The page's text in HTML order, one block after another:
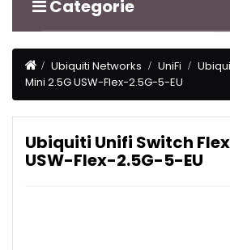
Categorie
Ubiquiti Networks UniFi
Mini 2.5G USW-Flex-2.5G-5-EU
Ubiquiti Unifi Switch
USW-Flex-2.5G-5-EU